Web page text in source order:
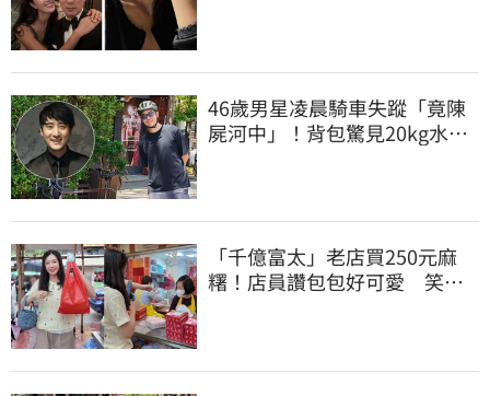
46歲男星凌晨騎車失蹤「竟陳
屍河中」！背包驚見20kg水泥
「千億富太」老店買250元麻
糬！店員讚包包好可愛 笑